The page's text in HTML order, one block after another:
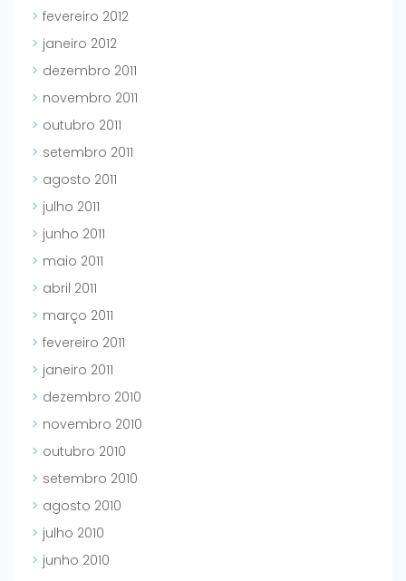
fevereiro 2012
janeiro 2012
dezembro 2011
novembro 2011
outubro 2011
setembro 2011
agosto 2011
julho 2011
junho 2011
maio 2011
abril 2011
março 2011
fevereiro 2011
janeiro 2011
dezembro 2010
novembro 2010
outubro 2010
setembro 2010
agosto 2010
julho 2010
junho 2010